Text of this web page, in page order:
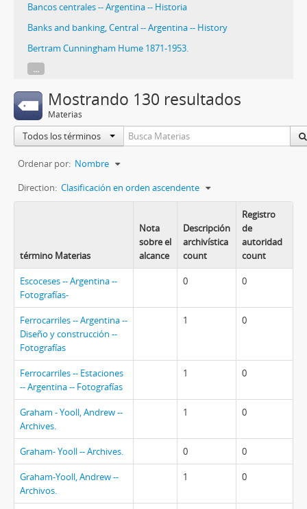
Bancos centrales -- Argentina -- Historia
Banks and banking, Central -- Argentina -- History
Bertram Cunningham Hume 1871-1953.
...
Mostrando 130 resultados
Materias
Todos los términos
Ordenar por: Nombre
Direction: Clasificación en orden ascendente
término Materias
Nota
sobre el
alcance
Descripción
archivística
count
Registro
de
autoridad
count
Escoceses -- Argentina --
Fotografías-
0 0
Ferrocarriles -- Argentina --
Diseño y construcción --
Fotografías
1 0
Ferrocarriles -- Estaciones
-- Argentina -- Fotografías
1 0
Graham - Yooll, Andrew --
Archives.
1 0
Graham- Yooll -- Archives. 0 0
Graham-Yooll, Andrew --
Archivos.
1 0